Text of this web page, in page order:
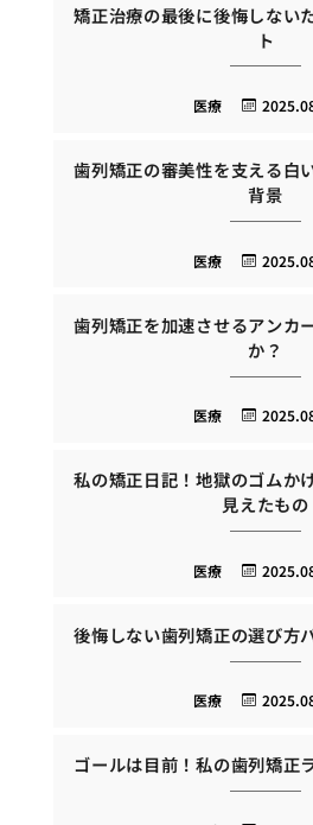
矯正治療の最後に後悔しない
ト
医療
歯列矯正の審美性を支える白
背景
医療
歯列矯正を加速させるアンカ
か？
医療
私の矯正日記！地獄のゴムか
見えたもの
医療
後悔しない歯列矯正の選び方
医療
ゴールは目前！私の歯列矯正